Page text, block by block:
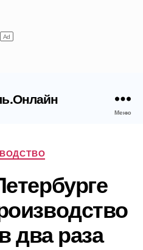
Меню
Рубрики
два раза